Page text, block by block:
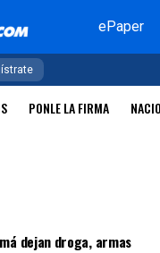
ePaper
PONLE LA FIRMA
dejan droga, armas